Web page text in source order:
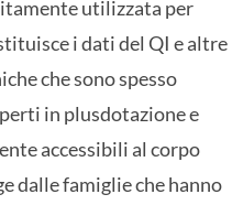
utilizzata per
i dati del QI e altre
che sono spesso
in plusdotazione e
accessibili al corpo
dalle famiglie che hanno